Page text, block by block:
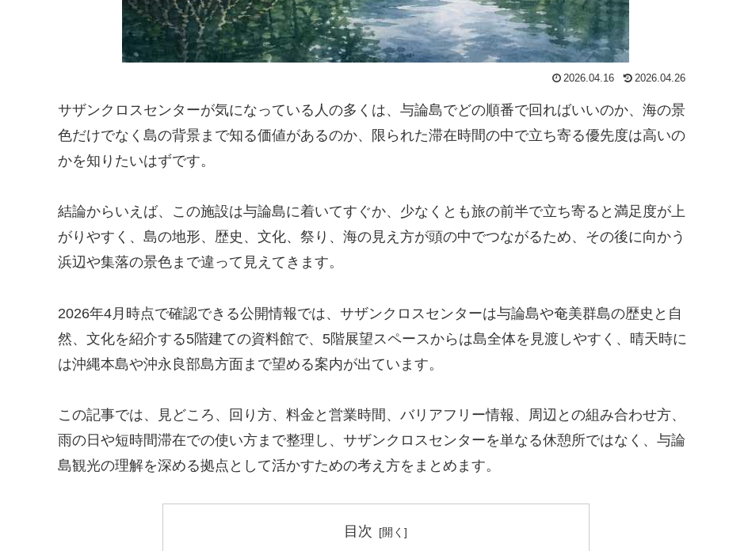
2026.04.16 2026.04.26
サザンクロスセンターが気になっている人の多くは、与論島でどの順番で回ればいいのか、海の景
色だけでなく島の背景まで知る価値があるのか、限られた滞在時間の中で立ち寄る優先度は高いの
かを知りたいはずです。
結論からいえば、この施設は与論島に着いてすぐか、少なくとも旅の前半で立ち寄ると満足度が上
がりやすく、島の地形、歴史、文化、祭り、海の見え方が頭の中でつながるため、その後に向かう
浜辺や集落の景色まで違って見えてきます。
2026年4月時点で確認できる公開情報では、サザンクロスセンターは与論島や奄美群島の歴史と自
然、文化を紹介する5階建ての資料館で、5階展望スペースからは島全体を見渡しやすく、晴天時に
は沖縄本島や沖永良部島方面まで望める案内が出ています。
この記事では、見どころ、回り方、料金と営業時間、バリアフリー情報、周辺との組み合わせ方、
雨の日や短時間滞在での使い方まで整理し、サザンクロスセンターを単なる休憩所ではなく、与論
島観光の理解を深める拠点として活かすための考え方をまとめます。
目次